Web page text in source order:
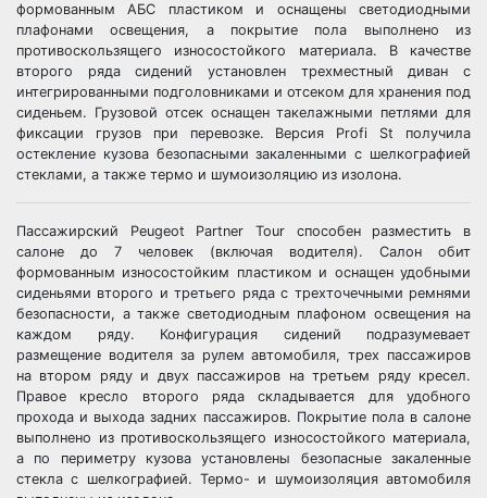
формованным АБС пластиком и оснащены светодиодными
плафонами освещения, а покрытие пола выполнено из
противоскользящего износостойкого материала. В качестве
второго ряда сидений установлен трехместный диван с
интегрированными подголовниками и отсеком для хранения под
сиденьем. Грузовой отсек оснащен такелажными петлями для
фиксации грузов при перевозке. Версия Profi St получила
остекление кузова безопасными закаленными с шелкографией
стеклами, а также термо и шумоизоляцию из изолона.
Пассажирский Peugeot Partner Tour способен разместить в
салоне до 7 человек (включая водителя). Салон обит
формованным износостойким пластиком и оснащен удобными
сиденьями второго и третьего ряда с трехточечными ремнями
безопасности, а также светодиодным плафоном освещения на
каждом ряду. Конфигурация сидений подразумевает
размещение водителя за рулем автомобиля, трех пассажиров
на втором ряду и двух пассажиров на третьем ряду кресел.
Правое кресло второго ряда складывается для удобного
прохода и выхода задних пассажиров. Покрытие пола в салоне
выполнено из противоскользящего износостойкого материала,
а по периметру кузова установлены безопасные закаленные
стекла с шелкографией. Термо- и шумоизоляция автомобиля